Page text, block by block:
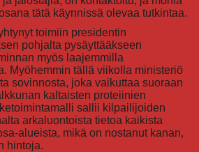
tätä käynnissä olevaa tutkintaa.
toimiin presidentin
pohjalta pysäyttääkseen
myös laajemmilla
Myöhemmin tällä viikolla ministeriö
sovinnosta, joka vaikuttaa suoraan
kaltaisten proteiinien
sallii kilpailijoiden
arkaluontoista tietoa kaikista
alueista, mikä on nostanut kanan,
hintoja.